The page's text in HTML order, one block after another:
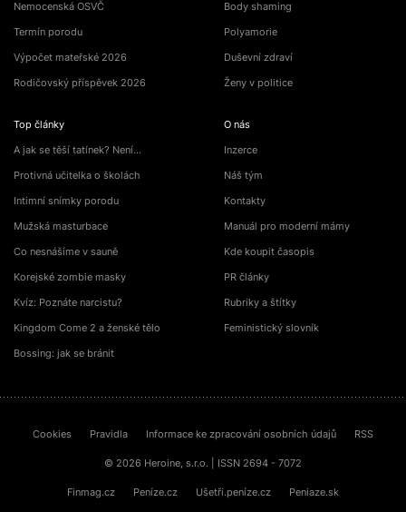
Nemocenská OSVČ
Termín porodu
Výpočet mateřské 2026
Rodičovský příspěvek 2026
Top články
A jak se těší tatínek? Není…
Protivná učitelka o školách
Intimní snímky porodu
Mužská masturbace
Co nesnášíme v sauně
Korejské zombie masky
Kvíz: Poznáte narcistu?
Kingdom Come 2 a ženské tělo
Bossing: jak se bránit
Body shaming
Polyamorie
Duševní zdraví
Ženy v politice
O nás
Inzerce
Náš tým
Kontakty
Manuál pro moderní mámy
Kde koupit časopis
PR články
Rubriky a štítky
Feministický slovník
Cookies Pravidla Informace ke zpracování osobních údajů RSS
© 2026 Heroine, s.r.o. | ISSN 2694 - 7072
Finmag.cz Peníze.cz Ušetři.peníze.cz Peniaze.sk